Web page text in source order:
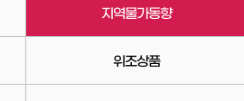
지역물가동향
위조상품